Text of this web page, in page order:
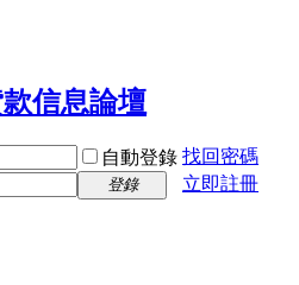
自動登錄 找回密碼
登錄
立即註冊